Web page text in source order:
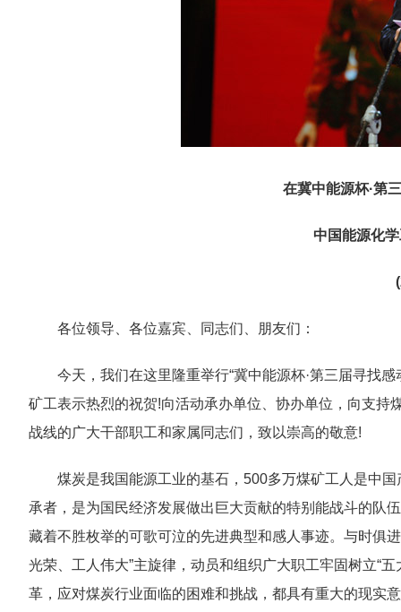
在冀中能源杯·第
中国能源化
各位领导、各位嘉宾、同志们、朋友们：
今天，我们在这里隆重举行“冀中能源杯·第三届寻找
矿工表示热烈的祝贺!向活动承办单位、协办单位，向支
战线的广大干部职工和家属同志们，致以崇高的敬意!
煤炭是我国能源工业的基石，500多万煤矿工人是中
承者，是为国民经济发展做出巨大贡献的特别能战斗的队
藏着不胜枚举的可歌可泣的先进典型和感人事迹。与时俱
光荣、工人伟大”主旋律，动员和组织广大职工牢固树立“
革，应对煤炭行业面临的困难和挑战，都具有重大的现实